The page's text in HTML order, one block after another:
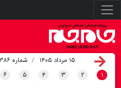
۱۵ مرداد ۱۴۰۵ شماره ۷۳۸۶
۱
۲ ۳ ۴ ۵ ۶